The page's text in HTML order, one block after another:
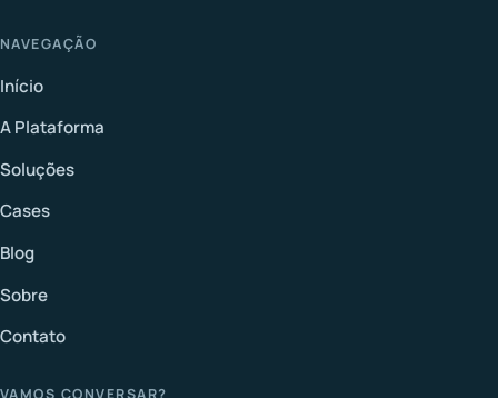
NAVEGAÇÃO
Início
A Plataforma
Soluções
Cases
Blog
Sobre
Contato